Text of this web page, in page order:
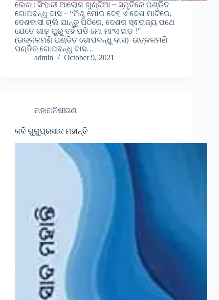
ଲେଖା: ସିଂହାରୀ ଆଲୋକ ଖୁଣ୍ଟିଆ ~ ସ୍ମୃତିରେ ପଣ୍ଡିତ
ଗୋପବନ୍ଧୁ ଦାସ ~ “ମିଶୁ ମୋର ଦେହ ଏ ଦେଶ ମାଟିରେ,
ଦେଶବାସୀ ଚାଲି ଯାନ୍ତୁ ପିଠିରେ, ଦେଶର ସ୍ଵରାଜ୍ୟ ପଥେ
ଯେତେ ଗାଢ଼ ପୁରୁ ତହିଁ ପଡି ମୋ ମାଂସ ହାଡ଼ !”
(ଉତ୍କଳମଣି ପଣ୍ଡିତ ଗୋପବନ୍ଧୁ ଦାସ) ଉତ୍କଳମଣି
ପଣ୍ଡିତ ଗୋପବନ୍ଧୁ ଦାସ…
admin
October 9, 2021
ମହାମନିଷୀଗଣ
କବି ଗୁରୁପ୍ରସାଦ ମହାନ୍ତି